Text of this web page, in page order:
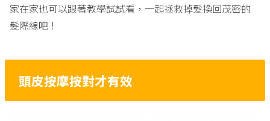
家在家也可以跟著教學試試看，一起拯救掉髮換回茂密的
髮際線吧！
頭皮按摩按對才有效